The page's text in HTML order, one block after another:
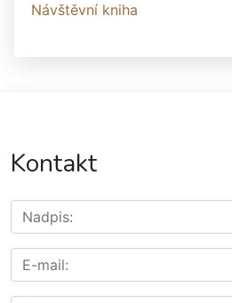
Návštěvní kniha
Kontakt